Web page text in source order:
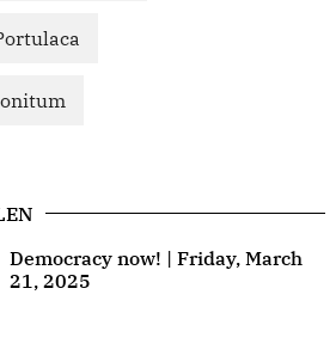
Democracy now! | Friday, March
21, 2025